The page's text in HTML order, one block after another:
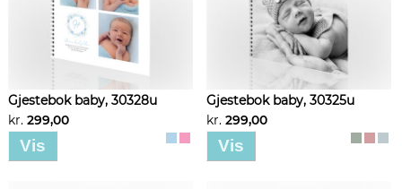
Gjestebok baby, 30328u
kr. 299,00
Vis
Gjestebok baby, 30325u
kr. 299,00
Vis